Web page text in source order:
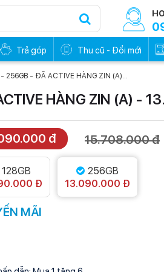
Trả góp Thu cũ - Đổi mới
256GB - ĐÃ ACTIVE HÀNG ZIN (A)...
HÀNG ZIN (A) -
0đ - Trả trước
0%
Trả
đ 15.708.000 đ
128GB
Đ
256GB
13.090.000 Đ
MÃI